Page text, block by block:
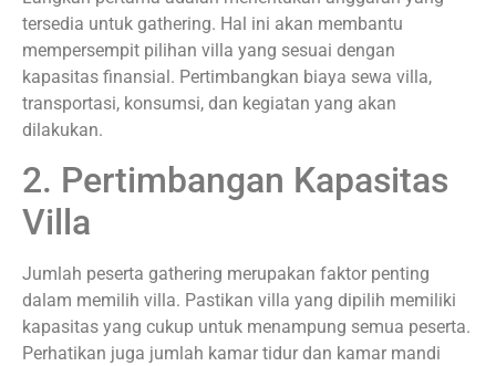
tersedia untuk gathering. Hal ini akan membantu
mempersempit pilihan villa yang sesuai dengan
kapasitas finansial. Pertimbangkan biaya sewa villa,
transportasi, konsumsi, dan kegiatan yang akan
dilakukan.
2. Pertimbangan Kapasitas
Villa
Jumlah peserta gathering merupakan faktor penting
dalam memilih villa. Pastikan villa yang dipilih memiliki
kapasitas yang cukup untuk menampung semua peserta.
Perhatikan juga jumlah kamar tidur dan kamar mandi